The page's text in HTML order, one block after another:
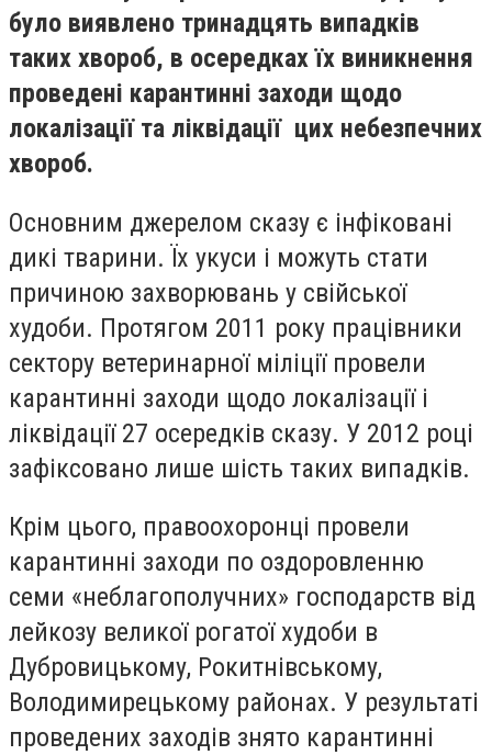
було виявлено тринадцять випадків
таких хвороб, в осередках їх виникнення
проведені карантинні заходи щодо
локалізації та ліквідації цих небезпечних
хвороб.
Основним джерелом сказу є інфіковані
дикі тварини. Їх укуси і можуть стати
причиною захворювань у свійської
худоби. Протягом 2011 року працівники
сектору ветеринарної міліції провели
карантинні заходи щодо локалізації і
ліквідації 27 осередків сказу. У 2012 році
зафіксовано лише шість таких випадків.
Крім цього, правоохоронці провели
карантинні заходи по оздоровленню
семи «неблагополучних» господарств від
лейкозу великої рогатої худоби в
Дубровицькому, Рокитнівському,
Володимирецькому районах. У результаті
проведених заходів знято карантинні